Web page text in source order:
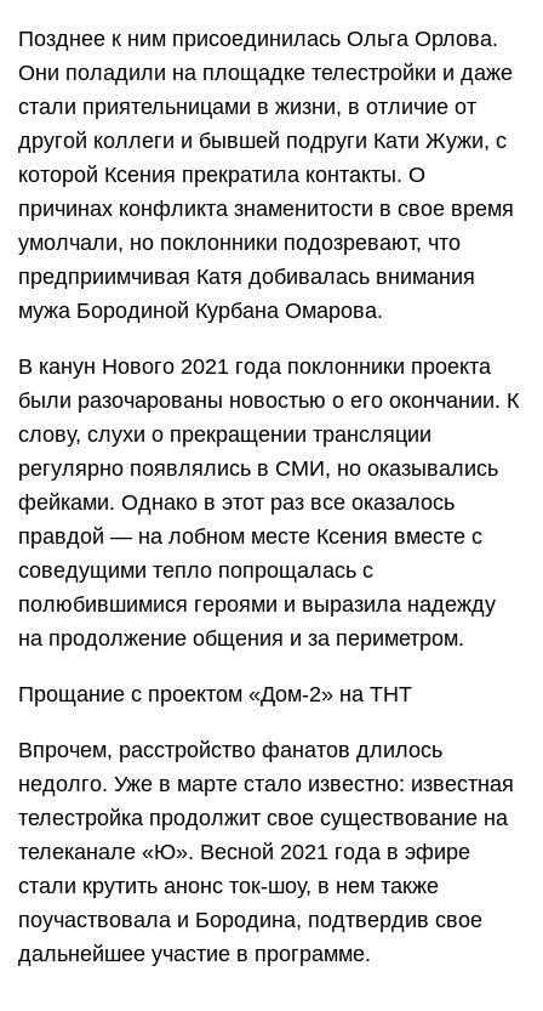
Позднее к ним присоединилась Ольга Орлова.
Они поладили на площадке телестройки и даже
стали приятельницами в жизни, в отличие от
другой коллеги и бывшей подруги Кати Жужи, с
которой Ксения прекратила контакты. О
причинах конфликта знаменитости в свое время
умолчали, но поклонники подозревают, что
предприимчивая Катя добивалась внимания
мужа Бородиной Курбана Омарова.
В канун Нового 2021 года поклонники проекта
были разочарованы новостью о его окончании. К
слову, слухи о прекращении трансляции
регулярно появлялись в СМИ, но оказывались
фейками. Однако в этот раз все оказалось
правдой — на лобном месте Ксения вместе с
соведущими тепло попрощалась с
полюбившимися героями и выразила надежду
на продолжение общения и за периметром.
Прощание с проектом «Дом-2» на ТНТ
Впрочем, расстройство фанатов длилось
недолго. Уже в марте стало известно: известная
телестройка продолжит свое существование на
телеканале «Ю». Весной 2021 года в эфире
стали крутить анонс ток-шоу, в нем также
поучаствовала и Бородина, подтвердив свое
дальнейшее участие в программе.